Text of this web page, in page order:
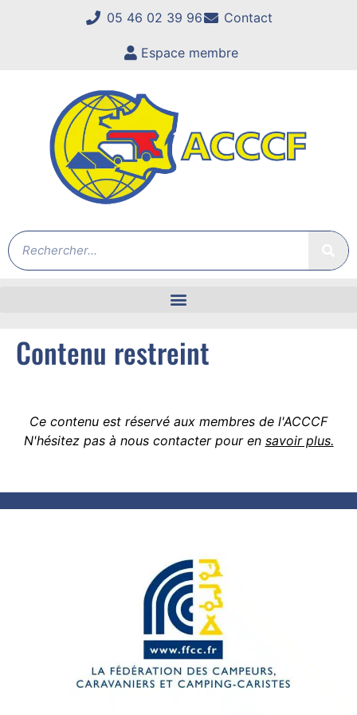
05 46 02 39 96 Contact
Espace membre
Contenu restreint
Ce contenu est réservé aux membres de l'ACCCF
N'hésitez pas à nous contacter pour en savoir plus.